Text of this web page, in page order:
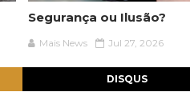
Segurança ou Ilusão?
Mais News Jul 27, 2026
DISQUS